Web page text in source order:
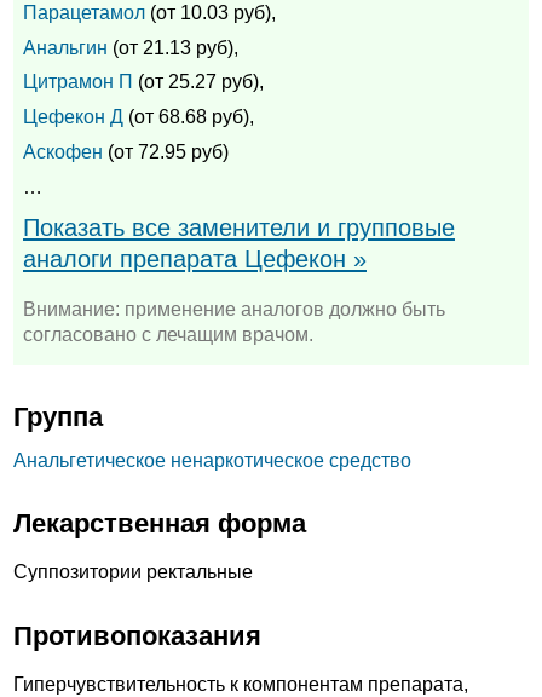
Парацетамол (от 10.03 руб),
Анальгин (от 21.13 руб),
Цитрамон П (от 25.27 руб),
Цефекон Д (от 68.68 руб),
Аскофен (от 72.95 руб)
…
Показать все заменители и групповые
аналоги препарата Цефекон »
Внимание: применение аналогов должно быть
согласовано с лечащим врачом.
Группа
Анальгетическое ненаркотическое средство
Лекарственная форма
Суппозитории ректальные
Противопоказания
Гиперчувствительность к компонентам препарата,